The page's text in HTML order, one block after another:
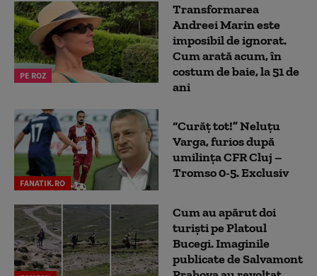
PE ROZ
Transformarea
Andreei Marin este
imposibil de ignorat.
Cum arată acum, în
costum de baie, la 51 de
ani
FANATIK.RO
“Curăț tot!” Neluțu
Varga, furios după
umilința CFR Cluj –
Tromso 0-5. Exclusiv
Cum au apărut doi
turiști pe Platoul
Bucegi. Imaginile
publicate de Salvamont